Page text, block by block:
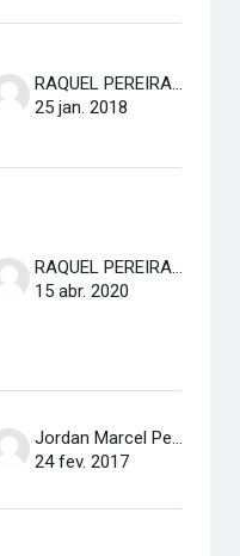
RAQUEL PEREIRA DE ARRUDA
25 jan. 2018
RAQUEL PEREIRA DE ARRUDA
15 abr. 2020
Jordan Marcel Pereira
24 fev. 2017